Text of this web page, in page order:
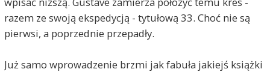
razem ze swoją ekspedycją - tytułową 33. Choć nie są
pierwsi, a poprzednie przepadły.
Już samo wprowadzenie brzmi jak fabuła jakiejś książki